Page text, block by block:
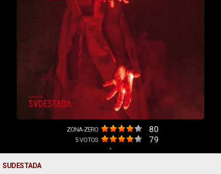
ZONA-ZERO 80
5VOTOS 79
+
SUDESTADA